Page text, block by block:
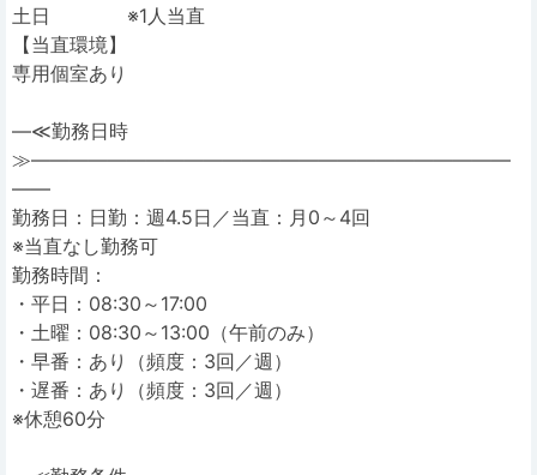
土日 ※1人当直
【当直環境】
専用個室あり
―≪勤務日時
≫―――――――――――――――――――――――――
――
勤務日：日勤：週4.5日／当直：月0～4回
※当直なし勤務可
勤務時間：
・平日：08:30～17:00
・土曜：08:30～13:00（午前のみ）
・早番：あり（頻度：3回／週）
・遅番：あり（頻度：3回／週）
※休憩60分